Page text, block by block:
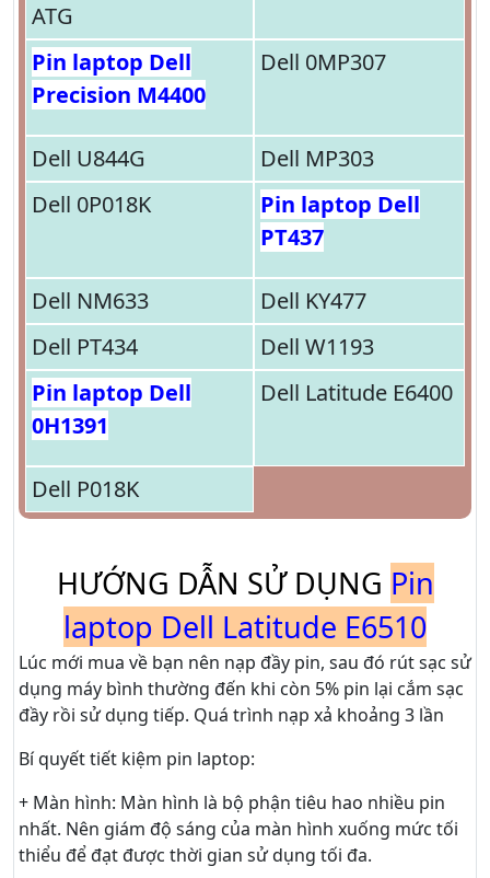
ATG
Pin laptop Dell
Precision M4400
Dell 0MP307
Dell U844G
Dell MP303
Dell 0P018K
Pin laptop Dell
PT437
Dell NM633
Dell KY477
Dell PT434
Dell W1193
Pin laptop Dell
0H1391
Dell Latitude E6400
Dell P018K
HƯỚNG DẪN SỬ DỤNG Pin
laptop Dell Latitude E6510
Lúc mới mua về bạn nên nạp đầy pin, sau đó rút sạc sử
dụng máy bình thường đến khi còn 5% pin lại cắm sạc
đầy rồi sử dụng tiếp. Quá trình nạp xả khoảng 3 lần
Bí quyết tiết kiệm pin laptop:
+ Màn hình: Màn hình là bộ phận tiêu hao nhiều pin
nhất. Nên giám độ sáng của màn hình xuống mức tối
thiểu để đạt được thời gian sử dụng tối đa.